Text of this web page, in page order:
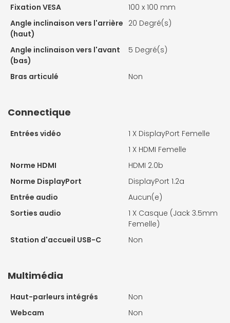
Fixation VESA
100 x 100 mm
Angle inclinaison vers l'arrière
(haut)
20 Degré(s)
Angle inclinaison vers l'avant
(bas)
5 Degré(s)
Bras articulé Non
Connectique
Entrées vidéo 1 X DisplayPort Femelle
1 X HDMI Femelle
Norme HDMI
HDMI 2.0b
Norme DisplayPort
DisplayPort 1.2a
Entrée audio
Aucun(e)
Sorties audio
1 X Casque (Jack 3.5mm
Femelle)
Station d'accueil USB-C
Non
Multimédia
Haut-parleurs intégrés
Non
Webcam
Non